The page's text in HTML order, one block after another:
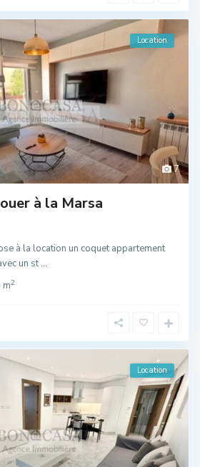
7
Location
à la Marsa
à la location un coquet appartement
un st...
m2
Location